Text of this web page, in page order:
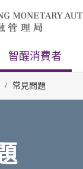
智醒消費者
/ 常見問題